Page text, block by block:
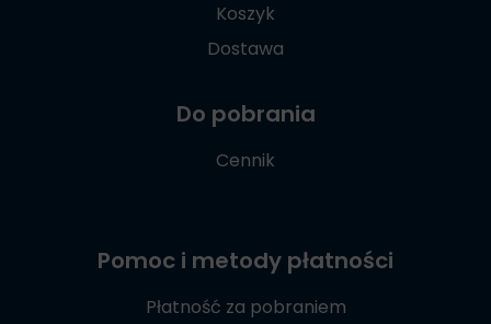
Koszyk
Dostawa
Do pobrania
Cennik
Pomoc i metody płatności
Płatność za pobraniem